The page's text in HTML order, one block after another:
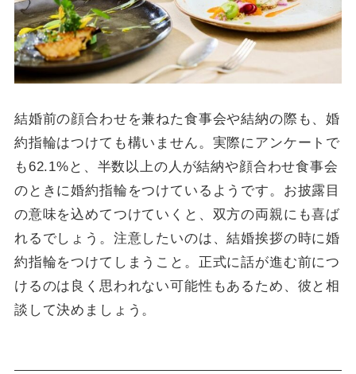
結婚前の顔合わせを兼ねた食事会や結納の際も、婚
約指輪はつけても構いません。実際にアンケートで
も62.1%と、半数以上の人が結納や顔合わせ食事会
のときに婚約指輪をつけているようです。お披露目
の意味を込めてつけていくと、双方の両親にも喜ば
れるでしょう。注意したいのは、結婚挨拶の時に婚
約指輪をつけてしまうこと。正式に話が進む前につ
けるのは良く思われない可能性もあるため、彼と相
談して決めましょう。